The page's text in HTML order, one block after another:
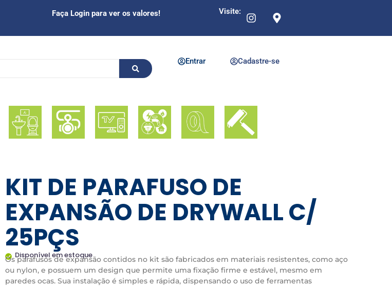
Faça Login para ver os valores! Visite:
Entrar Cadastre-se
KIT DE PARAFUSO DE
EXPANSÃO DE DRYWALL C/
25PÇS
Disponível em estoque
Os parafusos de expansão contidos no kit são fabricados em materiais resistentes, como aço
ou nylon, e possuem um design que permite uma fixação firme e estável, mesmo em
paredes ocas. Sua instalação é simples e rápida, dispensando o uso de ferramentas